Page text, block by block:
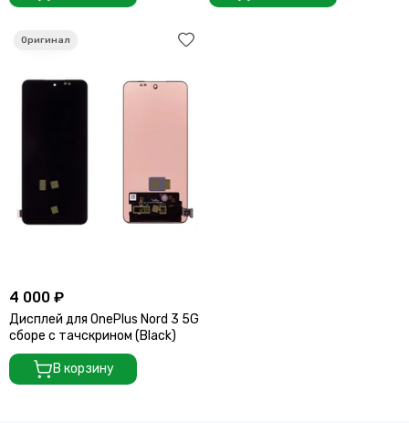
4 000 ₽
Дисплей для OnePlus Nord 3 5G
сборе с тачскрином (Black)
В корзину